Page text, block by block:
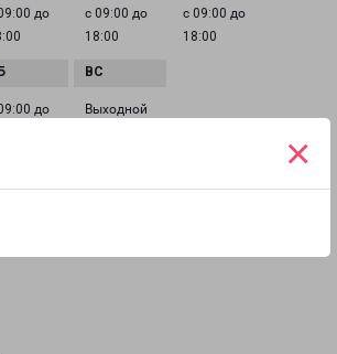
×
до
с 09:00 до
18:00
с 09:00 до
18:00
до
Выходной